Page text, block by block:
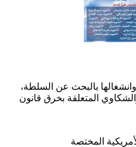
بالبحث عن السلطة،
المتعلقة بخرق قانون
المختصة